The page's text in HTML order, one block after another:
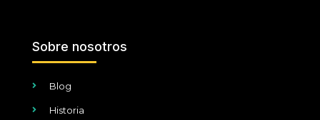
Sobre nosotros
Blog
Historia